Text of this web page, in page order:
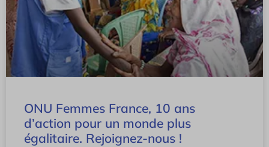
ONU Femmes France, 10 ans
d’action pour un monde plus
égalitaire. Rejoignez-nous !